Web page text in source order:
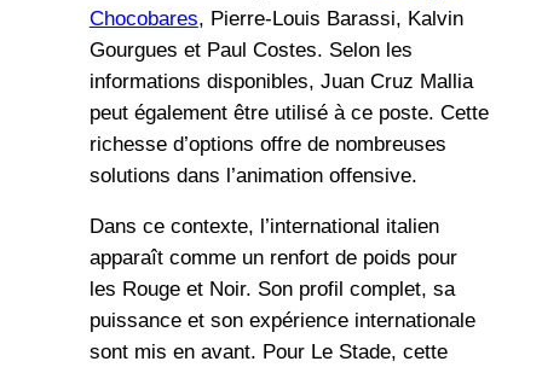
Chocobares, Pierre-Louis Barassi, Kalvin
Gourgues et Paul Costes. Selon les
informations disponibles, Juan Cruz Mallia
peut également être utilisé à ce poste. Cette
richesse d’options offre de nombreuses
solutions dans l’animation offensive.
Dans ce contexte, l’international italien
apparaît comme un renfort de poids pour
les Rouge et Noir. Son profil complet, sa
puissance et son expérience internationale
sont mis en avant. Pour Le Stade, cette